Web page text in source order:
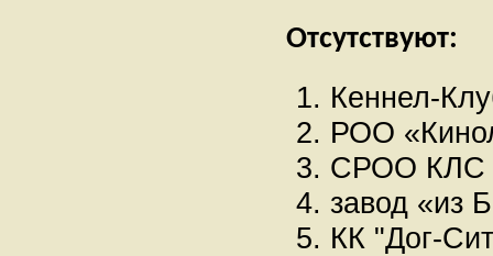
Отсутствуют:
Кеннел-
РОО
СРОО КЛС
завод «из
КК "Дог-